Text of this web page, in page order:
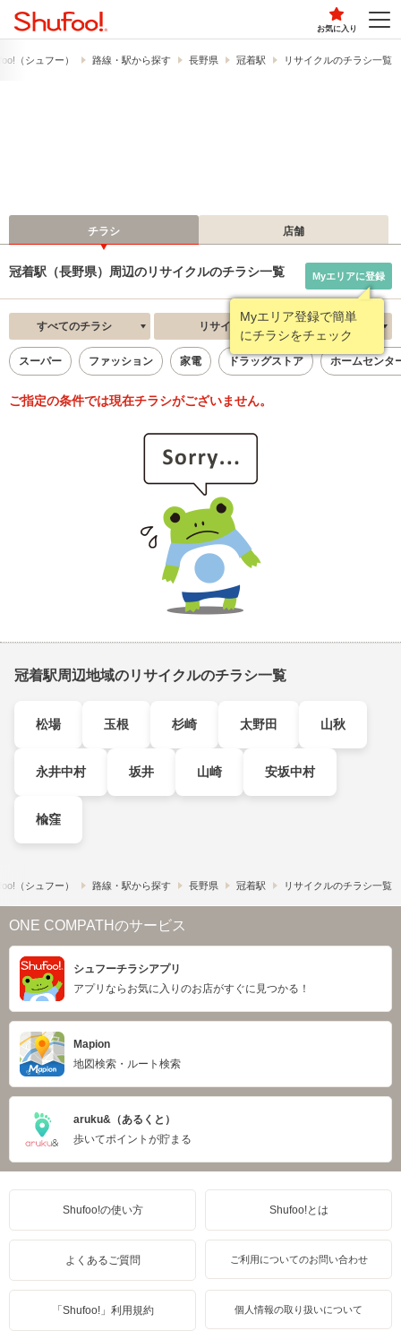
お気に入り
（シュフー） 路線・駅から探す 長野県 冠着駅 リサイクルのチラシ一覧
チラシ 店舗
冠着駅（長野県）周辺のリサイクルのチラシ一覧
Myエリア登録で簡単
にチラシをチェック
Myエリアに登録
すべてのチラシ リサイクル 新着順
スーパー ファッション 家電 ドラッグストア ホームセンタ
ご指定の条件では現在チラシがございません。
冠着駅周辺地域のリサイクルのチラシ一覧
松場 玉根 杉崎 太野田 山秋
永井中村 坂井 山崎 安坂中村
楡窪
（シュフー） 路線・駅から探す 長野県 冠着駅 リサイクルのチラシ一覧
ONE COMPATHのサービス
シュフーチラシアプリ
アプリならお気に入りのお店がすぐに見つかる！
Mapion
地図検索・ルート検索
aruku&（あるくと）
歩いてポイントが貯まる
Shufoo!の使い方 Shufoo!とは
よくあるご質問 ご利用についてのお問い合わせ
「Shufoo!」利用規約 個人情報の取り扱いについて